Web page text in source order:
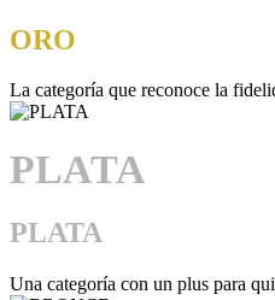
ORO
La categoría que reconoce la
PLATA
PLATA
Una categoría con un plus para